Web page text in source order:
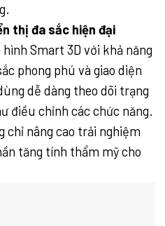
thị đa sắc hiện đại
Smart 3D với khả năng
phong phú và giao diện
dễ dàng theo dõi trạng
điều chỉnh các chức năng.
chỉ nâng cao trải nghiệm
tăng tính thẩm mỹ cho